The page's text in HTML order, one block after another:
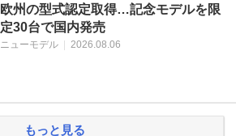
欧州の型式認定取得…記念モデルを限
定30台で国内発売
ニューモデル 2026.08.06
もっと見る